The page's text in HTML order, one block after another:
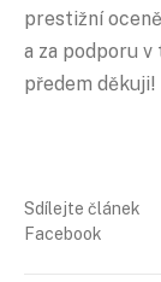
prestižní
a za podporu
předem děkuji!
Sdílejte článek
Facebook